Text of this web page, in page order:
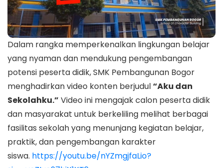
Dalam rangka memperkenalkan lingkungan belajar
yang nyaman dan mendukung pengembangan
potensi peserta didik, SMK Pembangunan Bogor
menghadirkan video konten berjudul“Aku dan
Sekolahku.” Video ini mengajak calon peserta didik
dan masyarakat untuk berkeliling melihat berbagai
fasilitas sekolah yang menunjang kegiatan belajar,
praktik, dan pengembangan karakter
siswa. https://youtu.be/nYZmgjfaLio?